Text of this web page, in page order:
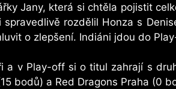
Jany, která si chtěla pojistit
spravedlivě rozdělil Honza s
o zlepšení. Indiáni jdou do
v Play-off si o titul zahrají s
bodů) a Red Dragons Praha (0